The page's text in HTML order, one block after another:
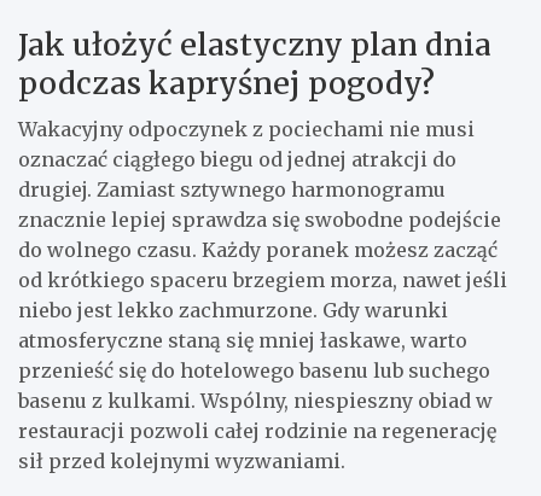
Jak ułożyć elastyczny plan dnia
podczas kapryśnej pogody?
Wakacyjny odpoczynek z pociechami nie musi
oznaczać ciągłego biegu od jednej atrakcji do
drugiej. Zamiast sztywnego harmonogramu
znacznie lepiej sprawdza się swobodne podejście
do wolnego czasu. Każdy poranek możesz zacząć
od krótkiego spaceru brzegiem morza, nawet jeśli
niebo jest lekko zachmurzone. Gdy warunki
atmosferyczne staną się mniej łaskawe, warto
przenieść się do hotelowego basenu lub suchego
basenu z kulkami. Wspólny, niespieszny obiad w
restauracji pozwoli całej rodzinie na regenerację
sił przed kolejnymi wyzwaniami.